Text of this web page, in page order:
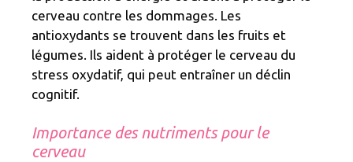
cerveau contre les dommages. Les
antioxydants se trouvent dans les fruits et
légumes. Ils aident à protéger le cerveau du
stress oxydatif, qui peut entraîner un déclin
cognitif.
Importance des nutriments pour le
cerveau